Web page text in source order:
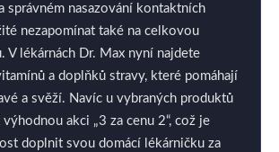
správném nasazování kontaktních
nezapomínat také na celkovou
V lékárnách Dr. Max nyní najdete
a doplňků stravy, které pomáhají
a svěží. Navíc u vybraných produktů
akci „3 za cenu 2“, což je
doplnit svou domácí lékárničku za